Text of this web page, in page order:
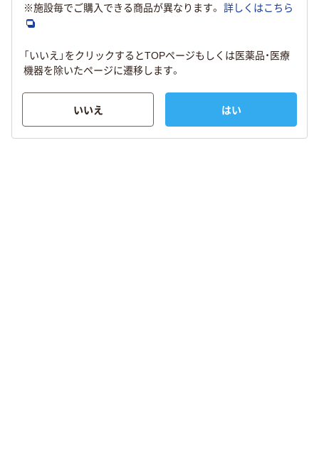
※施設毎でご購入できる商品が異なります。 詳しくはこちら
「いいえ」をクリックするとTOPページもしくは医薬品・医療
機器を除いたページに遷移します。
いいえ はい